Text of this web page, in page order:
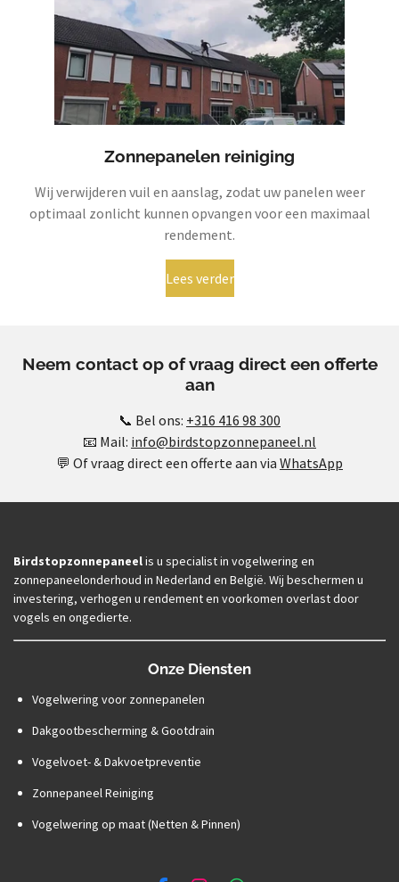
Zonnepanelen reiniging
Wij verwijderen vuil en aanslag, zodat uw panelen weer
optimaal zonlicht kunnen opvangen voor een maximaal
rendement.
Lees verder
Neem contact op of vraag direct een offerte
aan
📞 Bel ons: +316 416 98 300
📧 Mail: info@birdstopzonnepaneel.nl
💬 Of vraag direct een offerte aan via WhatsApp
Birdstopzonnepaneelis u specialist in vogelwering en
zonnepaneelonderhoud in Nederland en België. Wij beschermen u
investering, verhogen u rendement en voorkomen overlast door
vogels en ongedierte.
Onze Diensten
Vogelwering voor zonnepanelen
Dakgootbescherming & Gootdrain
Vogelvoet- & Dakvoetpreventie
Zonnepaneel Reiniging
Vogelwering op maat (Netten & Pinnen)